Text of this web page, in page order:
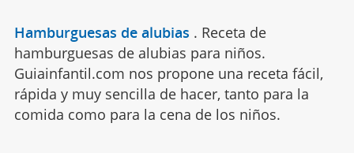
Hamburguesas de alubias . Receta de
hamburguesas de alubias para niños.
Guiainfantil.com nos propone una receta fácil,
rápida y muy sencilla de hacer, tanto para la
comida como para la cena de los niños.